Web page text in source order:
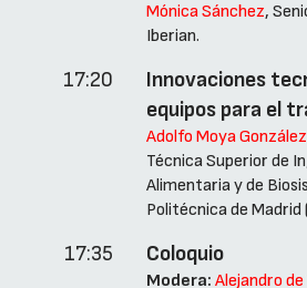
Mónica Sánchez,
Iberian.
17:20
Innovaciones
equipos para el
Adolfo Moya González
Técnica Superior de
Alimentaria y de
Politécnica de Madrid
17:35 Coloquio
Modera: Alejandro de